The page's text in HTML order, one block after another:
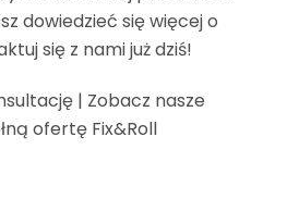
dowiedzieć się więcej o
się z nami już dziś!
| Zobacz nasze
ofertę Fix&Roll